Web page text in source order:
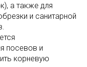
а также для
и санитарной
посевов и
корневую